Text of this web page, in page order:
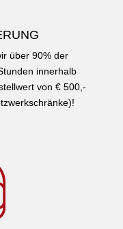
über 90% der
innerhalb
von € 500,-